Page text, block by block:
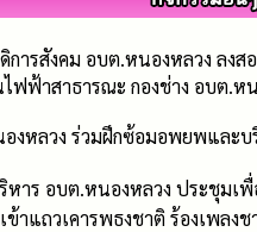
การสังคม อบต.หนองหลวง ล
ไฟฟ้าสาธารณะ กองช่าง อบต.
งหลวง ร่วมฝึกซ้อมอพยพและบ
าร อบต.หนองหลวง ประชุมเพื่
ข้าแถวเคารพธงชาติ ร้องเพล